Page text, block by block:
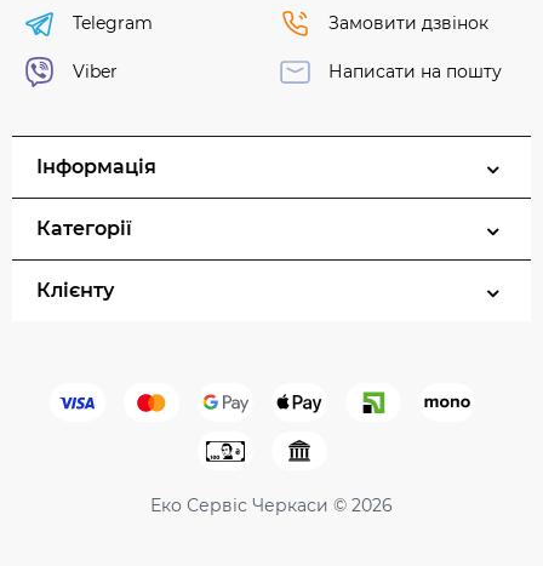
Telegram
Viber
Замовити дзвінок
Написати на пошту
Інформація
Категорії
Клієнту
Еко Сервіс Черкаси © 2026